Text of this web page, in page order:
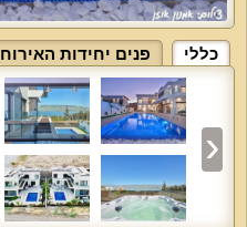
כללי פנים יחידות האירוח